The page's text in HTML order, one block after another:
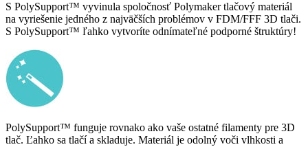
S PolySupport™ vyvinula spoločnosť Polymaker tlačový materiál
na vyriešenie jedného z najväčších problémov v FDM/FFF 3D tlači.
S PolySupport™ ľahko vytvoríte odnímateľné podporné štruktúry!
PolySupport™ funguje rovnako ako vaše ostatné filamenty pre 3D
tlač. Ľahko sa tlačí a skladuje. Materiál je odolný voči vlhkosti a